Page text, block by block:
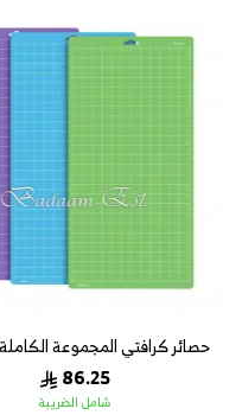
مقاس 12 * 24 انش86.25
شامل الضريبة